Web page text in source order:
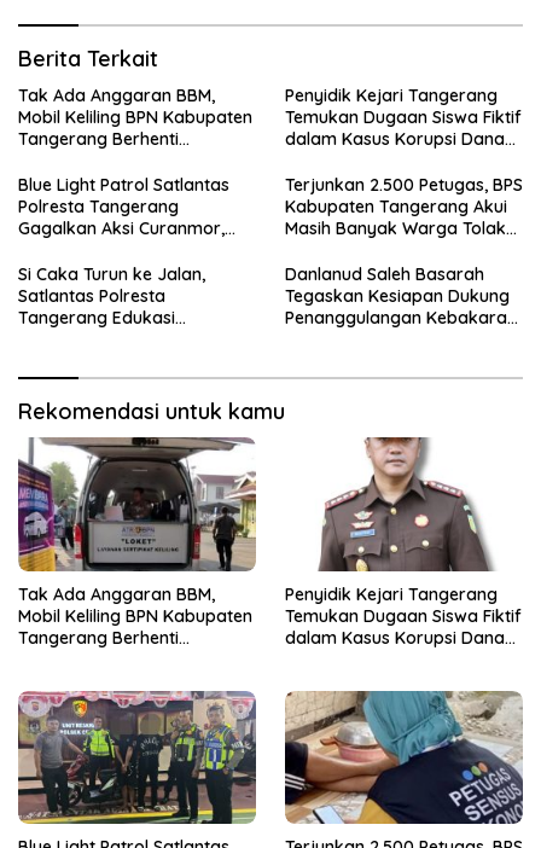
Berita Terkait
Tak Ada Anggaran BBM,
Mobil Keliling BPN Kabupaten
Tangerang Berhenti
Penyidik Kejari Tangerang
Temukan Dugaan Siswa Fiktif
dalam Kasus Korupsi Dana
Blue Light Patrol Satlantas
Polresta Tangerang
Gagalkan Aksi Curanmor,
Diamankan
Terjunkan 2.500 Petugas, BPS
Kabupaten Tangerang Akui
Masih Banyak Warga Tolak
Si Caka Turun ke Jalan,
Satlantas Polresta
Tangerang Edukasi
Danlanud Saleh Basarah
Tegaskan Kesiapan Dukung
Penanggulangan Kebakaran
Rekomendasi untuk kamu
Tak Ada Anggaran BBM,
Mobil Keliling BPN Kabupaten
Tangerang Berhenti
Penyidik Kejari Tangerang
Temukan Dugaan Siswa Fiktif
dalam Kasus Korupsi Dana